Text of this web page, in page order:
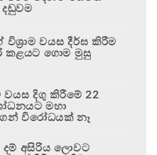
වයස දීර්ඝ කිරීම
කළයට ගොම මුසු
වයස දිගු කිරීමේ 22
මහා
විරෝධයක් නෑ
අසිරිය ලොවට